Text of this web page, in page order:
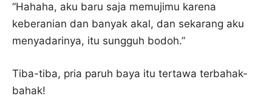
“Hahaha, aku baru saja memujimu karena
keberanian dan banyak akal, dan sekarang aku
menyadarinya, itu sungguh bodoh.”
Tiba-tiba, pria paruh baya itu tertawa terbahak-
bahak!